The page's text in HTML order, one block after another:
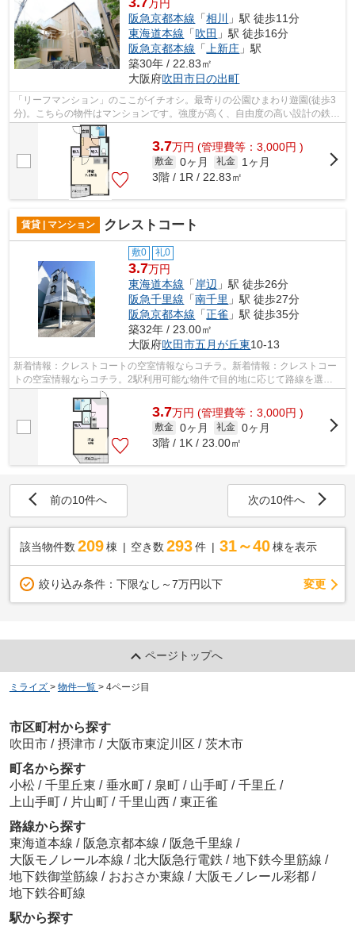
万円
阪急京都本線 「相川
」駅 徒歩11分
東海道本線 「吹田 」駅 徒歩16分
阪急京都本線 「上新庄 」駅
築30年 / 22.83㎡
大阪府吹田市日の出町
「リーフマンション」のここがイチオシ。最寄りの公園ひまわり遊園(徒歩3
分)。こちらの物件はマンションです。強度が高く、自由度の高い設計の鉄骨
造マンション。吹田市で新しい住環境...
3.7万円 (管理費等：3,000円 )
敷金 0ヶ月 礼金
1ヶ月
3階 / 1R / 22.83㎡
賃貸 | マンション クレストコート
敷0 礼0
3.7万円
東海道本線 「岸辺 」駅 徒歩26分
阪急千里線 「南千里 」駅 徒歩27分
阪急京都本線 「正雀 」駅 徒歩35分
築32年 / 23.00㎡
大阪府吹田市五月が丘東10-13
新着情報：クレストコートの空室情報ならコチラ。新着情報：クレストコー
トの空室情報ならコチラ。2駅利用可能な物件で目的地に応じて路線を選ぶ
ことができます。安全面を気にする方、...
3.7万円 (管理費等：3,000円 )
敷金 0ヶ月 礼金 0ヶ月
3階 / 1K / 23.00㎡
前の10件へ 次の10件へ
該当物件数 209棟 空き数 293 件 31～40 棟を表示
絞り込み条件： 下限なし～7万円以下 変更
ページトップへ
ミライズ > 物件一覧 > 4ページ目
市区町村から探す
吹田市 / 摂津市 / 大阪市東淀川区 / 茨木市
町名から探す
小松 / 千里丘東 / 垂水町 / 泉町 / 山手町 / 千里丘 /
上山手町 / 片山町 / 千里山西 / 東正雀
路線から探す
東海道本線 / 阪急京都本線 / 阪急千里線 /
大阪モノレール本線 / 北大阪急行電鉄 / 地下鉄今里筋線 /
地下鉄御堂筋線 / おおさか東線 / 大阪モノレール彩都 /
地下鉄谷町線
駅から探す